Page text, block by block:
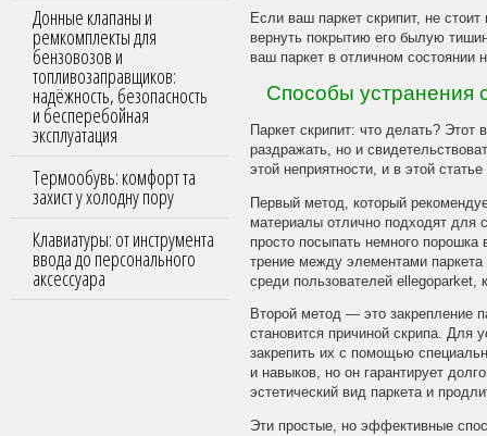
Донные клапаны и
ремкомплекты для
бензовозов и
топливозаправщиков:
надёжность, безопасность
и бесперебойная
эксплуатация
Термообувь: комфорт та
захист у холодну пору
Клавиатуры: от инструмента
ввода до персонального
аксессуара
Если ваш паркет скрипит, не
вернуть покрытию его былую
ваш паркет в отличном состоянии
Способы устранения
Паркет скрипит: что делать?
раздражать, но и
этой неприятности, и в этой
Первый метод, который
материалы отлично подходят для
просто посыпать немного
трение между элементами паркета
среди пользователей ellegoparket,
Второй метод — это закрепление
становится причиной скрипа. Для
закрепить их с помощью
и навыков, но он гарантирует
эстетический вид паркета и
Эти простые, но эффективные